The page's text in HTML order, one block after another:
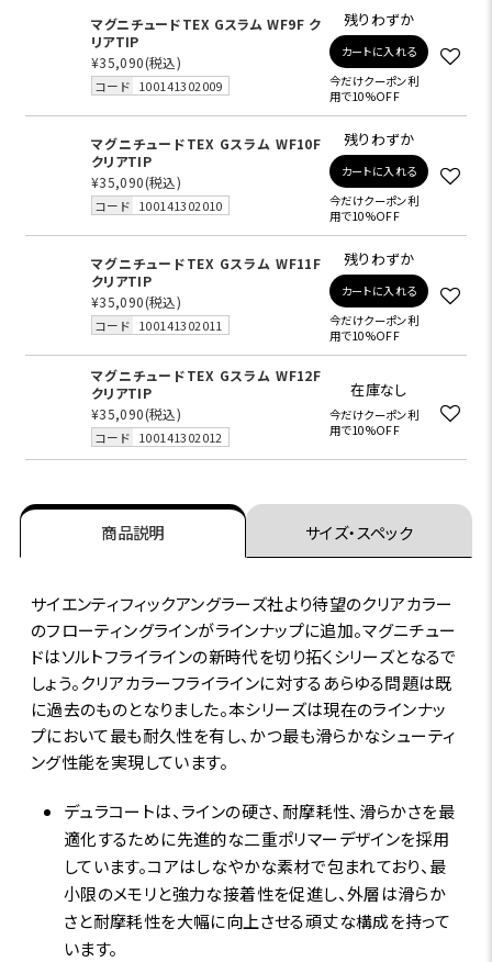
マグニチュードTEX Gスラム WF9F ク
リアTIP
¥35,090(税込)
コード 100141302009
残りわずか
カートに入れる
今だけクーポン利
用で10%OFF
マグニチュードTEX Gスラム WF10F
クリアTIP
¥35,090(税込)
コード 100141302010
残りわずか
カートに入れる
今だけクーポン利
用で10%OFF
マグニチュードTEX Gスラム WF11F
クリアTIP
¥35,090(税込)
コード 100141302011
残りわずか
カートに入れる
今だけクーポン利
用で10%OFF
マグニチュードTEX Gスラム WF12F
クリアTIP
¥35,090(税込)
コード 100141302012
在庫なし
今だけクーポン利
用で10%OFF
商品説明 サイズ・スペック
サイエンティフィックアングラーズ社より待望のクリアカラー
のフローティングラインがラインナップに追加。マグニチュー
ドはソルトフライラインの新時代を切り拓くシリーズとなるで
しょう。クリアカラーフライラインに対するあらゆる問題は既
に過去のものとなりました。本シリーズは現在のラインナッ
プにおいて最も耐久性を有し、かつ最も滑らかなシューティ
ング性能を実現しています。
デュラコートは、ラインの硬さ、耐摩耗性、滑らかさを最
適化するために先進的な二重ポリマーデザインを採用
しています。コアはしなやかな素材で包まれており、最
小限のメモリと強力な接着性を促進し、外層は滑らか
さと耐摩耗性を大幅に向上させる頑丈な構成を持って
います。